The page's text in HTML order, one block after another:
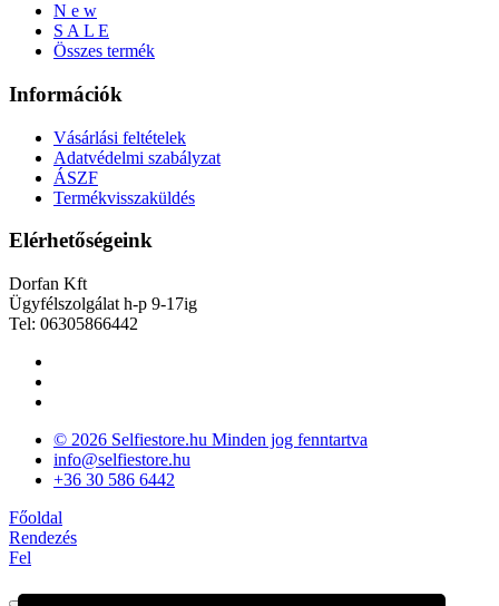
N e w
S A L E
Összes termék
Információk
Vásárlási feltételek
Adatvédelmi szabályzat
ÁSZF
Termékvisszaküldés
Elérhetőségeink
Dorfan Kft
Ügyfélszolgálat h-p 9-17ig
Tel: 06305866442
© 2026 Selfiestore.hu Minden jog fenntartva
info@selfiestore.hu
+36 30 586 6442
Főoldal
Rendezés
Fel